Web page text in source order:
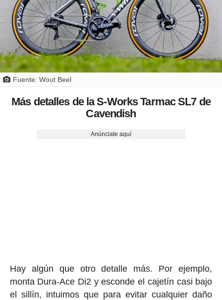
Fuente: Wout Beel
Más detalles de la S-Works Tarmac SL7 de
Cavendish
Anúnciate aquí
Hay algún que otro detalle más. Por ejemplo,
monta Dura-Ace Di2 y esconde el cajetín casi bajo
el sillín, intuimos que para evitar cualquier daño